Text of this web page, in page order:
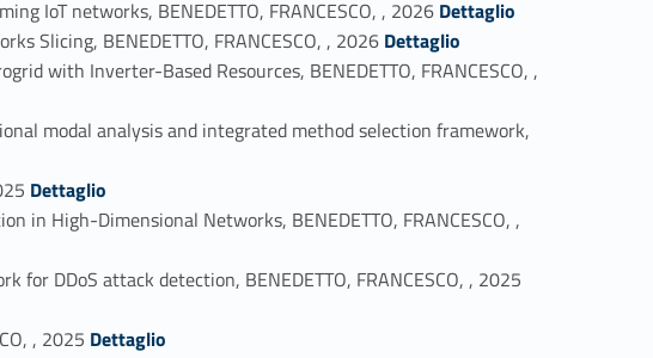
IoT networks, BENEDETTO, FRANCESCO, , 2026 Dettaglio
Slicing, BENEDETTO, FRANCESCO, , 2026Link identifier #identifier_person_189784-3Dettaglio
with Inverter-Based Resources, BENEDETTO, FRANCESCO, ,
modal analysis and integrated method selection framework,
Link identifier #identifier_person_14406-6
Dettaglio
in High-Dimensional Networks, BENEDETTO, FRANCESCO, ,
DDoS attack detection, BENEDETTO, FRANCESCO, , 2025
, 2025 Link identifier #identifier_person_121358-9
Dettaglio